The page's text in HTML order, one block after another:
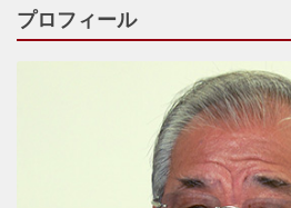
プロフィール